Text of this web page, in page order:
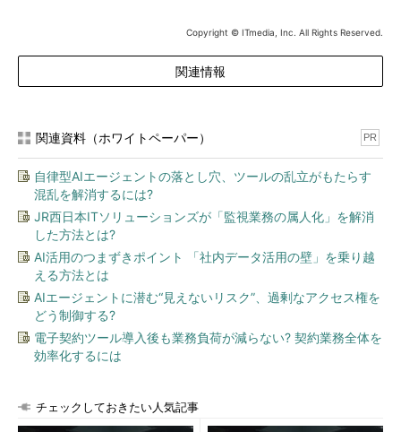
Copyright © ITmedia, Inc. All Rights Reserved.
関連情報
関連資料（ホワイトペーパー） PR
自律型AIエージェントの落とし穴、ツールの乱立がもたらす
混乱を解消するには?
JR西日本ITソリューションズが「監視業務の属人化」を解消
した方法とは?
AI活用のつまずきポイント 「社内データ活用の壁」を乗り越
える方法とは
AIエージェントに潜む“見えないリスク”、過剰なアクセス権を
どう制御する?
電子契約ツール導入後も業務負荷が減らない? 契約業務全体を
効率化するには
チェックしておきたい人気記事